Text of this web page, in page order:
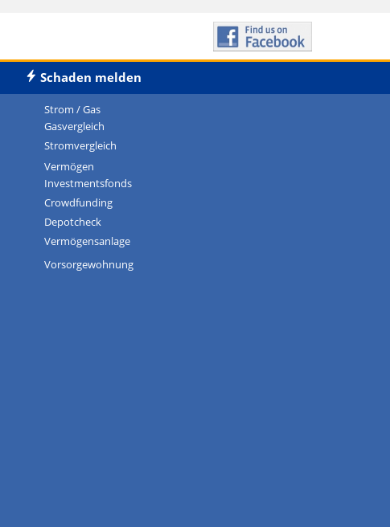
Schaden melden
Strom / Gas
Gasvergleich
Stromvergleich
Vermögen
Investmentsfonds
Crowdfunding
Depotcheck
Vermögensanlage
Vorsorgewohnung